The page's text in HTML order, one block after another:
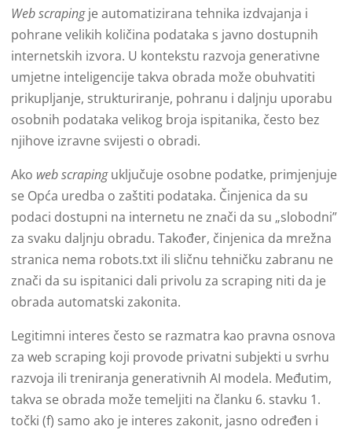
Web scrapingje automatizirana tehnika izdvajanja i
pohrane velikih količina podataka s javno dostupnih
internetskih izvora. U kontekstu razvoja generativne
umjetne inteligencije takva obrada može obuhvatiti
prikupljanje, strukturiranje, pohranu i daljnju uporabu
osobnih podataka velikog broja ispitanika, često bez
njihove izravne svijesti o obradi.
Ako web scrapinguključuje osobne podatke, primjenjuje
se Opća uredba o zaštiti podataka. Činjenica da su
podaci dostupni na internetu ne znači da su „slobodni”
za svaku daljnju obradu. Također, činjenica da mrežna
stranica nema robots.txt ili sličnu tehničku zabranu ne
znači da su ispitanici dali privolu za scraping niti da je
obrada automatski zakonita.
Legitimni interes često se razmatra kao pravna osnova
za web scraping koji provode privatni subjekti u svrhu
razvoja ili treniranja generativnih AI modela. Međutim,
takva se obrada može temeljiti na članku 6. stavku 1.
točki (f) samo ako je interes zakonit, jasno određen i